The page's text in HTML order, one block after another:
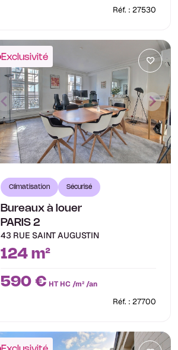
Réf. : 27530
Exclusivité
Climatisation Sécurisé
Bureaux à louer
PARIS 2
43 RUE SAINT AUGUSTIN
124 m²
590 € HT HC /m² /an
Réf. : 27700